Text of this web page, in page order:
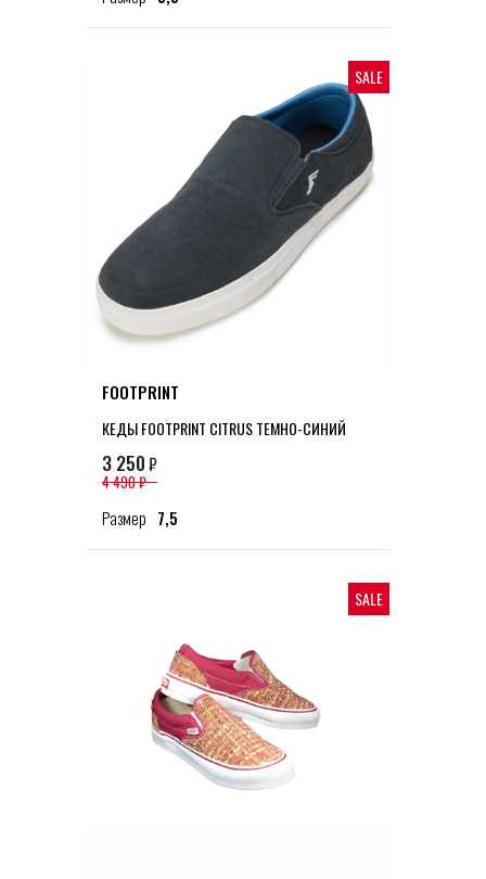
SALE
FOOTPRINT
КЕДЫ FOOTPRINT CITRUS ТЕМНО-СИНИЙ
3 250₽
4 490 ₽
Размер 7,5
SALE